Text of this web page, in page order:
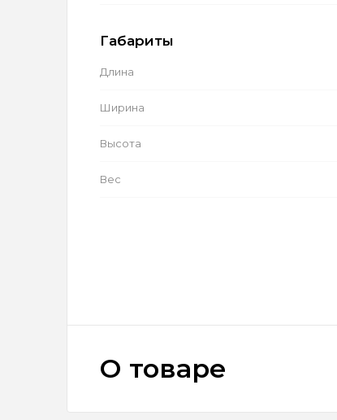
Габариты
Длина
Ширина
Высота
Вес
О товаре